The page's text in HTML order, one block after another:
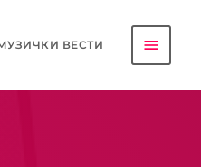
ВЕСТИ menu